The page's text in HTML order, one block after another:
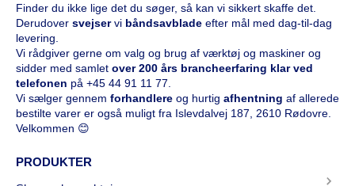
Finder du ikke lige det du søger, så kan vi sikkert skaffe det.
Derudover svejservi båndsavblade efter mål med dag-til-dag
levering.
Vi rådgiver gerne om valg og brug af værktøj og maskiner og
sidder med samlet over 200 års brancheerfaring klar ved
telefonen på +45 44 91 11 77
Vi sælger gennem forhandlere og hurtig afhentning af allerede
bestilte varer er også muligt fra Islevdalvej 187, 2610 Rødovre.
Velkommen 😊
PRODUKTER